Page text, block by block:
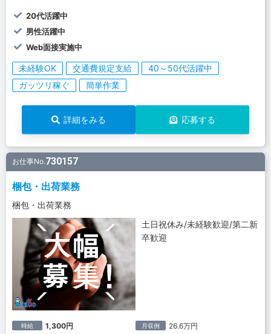
20代活躍中
男性活躍中
Web面接実施中
未経験OK 交通費規定支給
40～50代活躍中
ガッツリ稼ぐ
簡単作業
詳細をみる 応募する
お仕事No.730157
梱包・出荷業務
梱包・出荷業務
土日祝休み/未経験歓迎/第二新
卒歓迎
時給 1,300円 月収例 26.6万円